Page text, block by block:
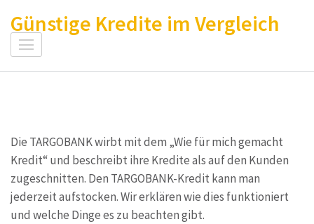
Inhalt
springen
Günstige Kredite im Vergleich
Die TARGOBANK wirbt mit dem „Wie für mich gemacht
Kredit“ und beschreibt ihre Kredite als auf den Kunden
zugeschnitten. Den TARGOBANK-Kredit kann man
jederzeit aufstocken. Wir erklären wie dies funktioniert
und welche Dinge es zu beachten gibt.